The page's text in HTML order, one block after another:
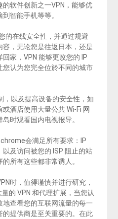
软件创新之一VPN，能够优
智能手机等等。
的在线安全性，并通过规避
，无论您是往返日本，还是
家，VPN 能够更改您的 IP
认为您完全位於不同的城市
，以及提高设备的安全性，如
酒店使用大量公共 Wi-Fi 网
时观看国内电视报导。
会满足所有要求：IP
及访问被您的 ISP 阻止的站
所有这些都非常诱人。
时，值得谨慎并进行研究，
的 VPN 和代理扩展，当您认
地查看您的互联网流量的每一
提供商是至关重要的。在此